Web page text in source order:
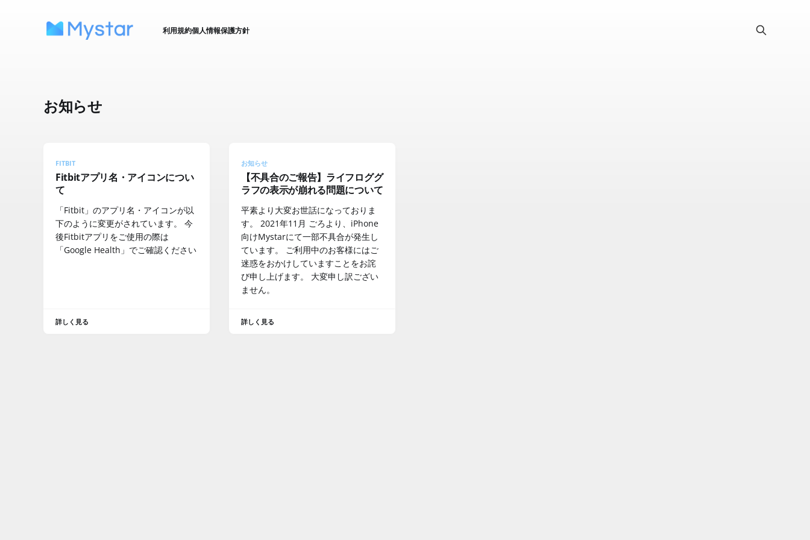
利用規約個人情報保護方針
お知らせ
FITBIT
Fitbitアプリ名・アイコンについ
て
「Fitbit」のアプリ名・アイコンが以
下のように変更がされています。 今
後Fitbitアプリをご使用の際は
「Google Health」でご確認ください
詳しく見る
お知らせ
【不具合のご報告】ライフロググ
ラフの表示が崩れる問題について
平素より大変お世話になっておりま
す。 2021年11月 ごろより、iPhone
向けMystarにて一部不具合が発生し
ています。 ご利用中のお客様にはご
迷惑をおかけしていますことをお詫
び申し上げます。 大変申し訳ござい
ません。
詳しく見る